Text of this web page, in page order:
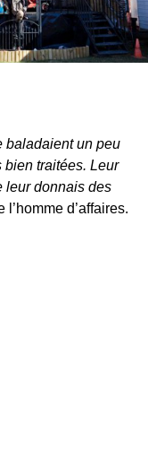
baladaient un peu
bien traitées. Leur
leur donnais des
l’homme d’affaires.